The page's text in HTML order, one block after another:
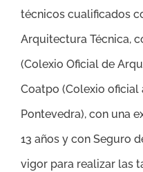
técnicos cualificados
Arquitectura Técnica,
(Colexio Oficial de
Coatpo (Colexio
Pontevedra), con una
13 años y con Seguro
vigor para realizar las